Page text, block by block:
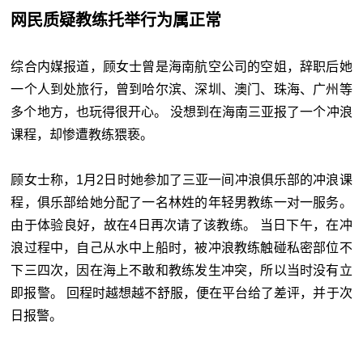
网民质疑教练托举行为属正常
综合内媒报道，顾女士曾是海南航空公司的空姐，辞职后她
一个人到处旅行，曾到哈尔滨、深圳、澳门、珠海、广州等
多个地方，也玩得很开心。 没想到在海南三亚报了一个冲浪
课程，却惨遭教练猥亵。
顾女士称，1月2日时她参加了三亚一间冲浪俱乐部的冲浪课
程，俱乐部给她分配了一名林姓的年轻男教练一对一服务。
由于体验良好，故在4日再次请了该教练。 当日下午，在冲
浪过程中，自己从水中上船时，被冲浪教练触碰私密部位不
下三四次，因在海上不敢和教练发生冲突，所以当时没有立
即报警。 回程时越想越不舒服，便在平台给了差评，并于次
日报警。